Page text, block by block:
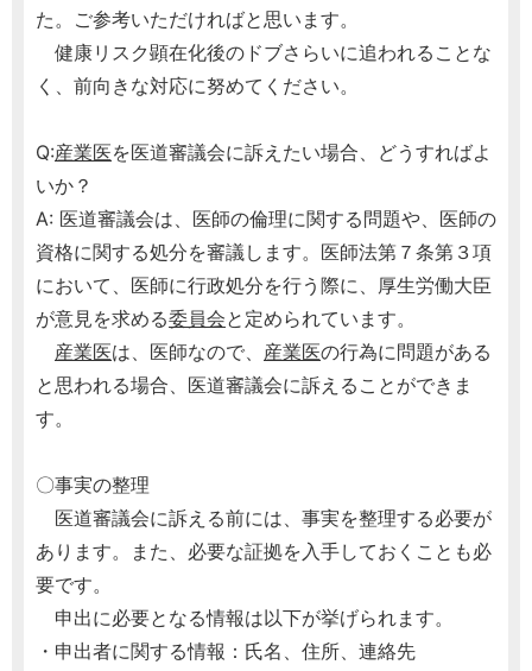
た。ご参考いただければと思います。
健康リスク顕在化後のドブさらいに追われることな
く、前向きな対応に努めてください。
Q:産業医を医道審議会に訴えたい場合、どうすればよ
いか？
A: 医道審議会は、医師の倫理に関する問題や、医師の
資格に関する処分を審議します。医師法第７条第３項
において、医師に行政処分を行う際に、厚生労働大臣
が意見を求める委員会と定められています。
産業医は、医師なので、 産業医の行為に問題がある
と思われる場合、医道審議会に訴えることができま
す。
〇事実の整理
医道審議会に訴える前には、事実を整理する必要が
あります。また、必要な証拠を入手しておくことも必
要です。
申出に必要となる情報は以下が挙げられます。
・申出者に関する情報：氏名、住所、連絡先